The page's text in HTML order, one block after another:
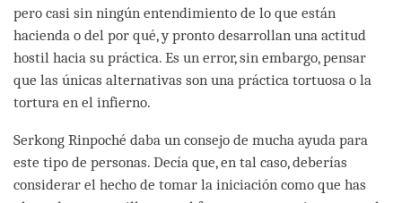
pero casi sin ningún entendimiento de lo que están
hacienda o del por qué, y pronto desarrollan una actitud
hostil hacia su práctica. Es un error, sin embargo, pensar
que las únicas alternativas son una práctica tortuosa o la
tortura en el infierno.
Serkong Rinpoché daba un consejo de mucha ayuda para
este tipo de personas. Decía que, en tal caso, deberías
considerar el hecho de tomar la iniciación como que has